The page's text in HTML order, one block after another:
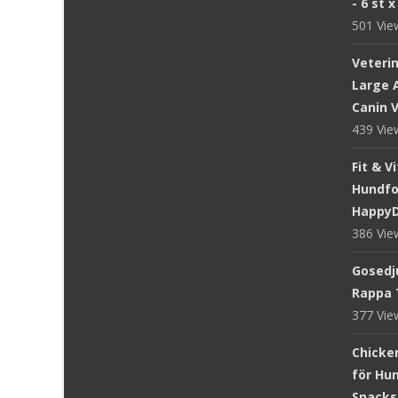
501
Large
Canin
439
Fit &
386
Rappa
377
för